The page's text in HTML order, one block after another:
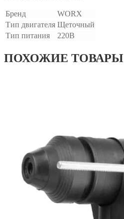
Бренд
WORX
Тип двигателя Щеточный
Тип питания
220В
ПОХОЖИЕ ТОВАРЫ